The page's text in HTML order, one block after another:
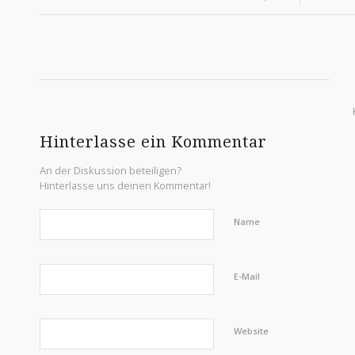
Hinterlasse ein Kommentar
An der Diskussion beteiligen?
Hinterlasse uns deinen Kommentar!
Name
E-Mail
Website